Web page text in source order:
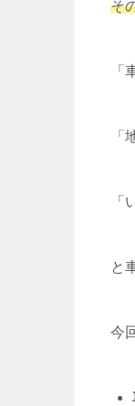
そ
「
「
「
と
今